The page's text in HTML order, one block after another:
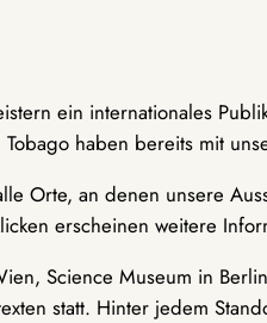
ein internationales
haben bereits mit
Orte, an denen unsere
erscheinen weitere
Science Museum in
statt. Hinter jedem